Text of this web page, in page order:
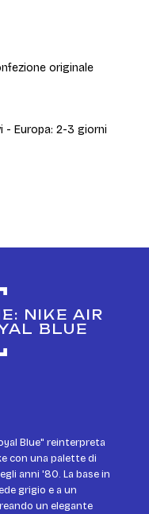
originale
- Europa: 2-3 giorni
NIKE AIR
BLUE
Blue" reinterpreta
con una palette di
anni '80. La base in
grigio e a un
un elegante